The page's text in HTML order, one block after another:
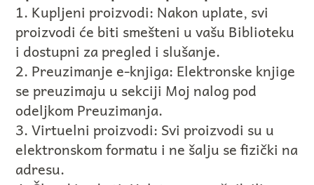
1. Kupljeni proizvodi: Nakon uplate, svi
proizvodi će biti smešteni u vašu Biblioteku
i dostupni za pregled i slušanje.
2. Preuzimanje e-knjiga: Elektronske knjige
se preuzimaju u sekciji Moj nalog pod
odeljkom Preuzimanja.
3. Virtuelni proizvodi: Svi proizvodi su u
elektronskom formatu i ne šalju se fizički na
adresu.